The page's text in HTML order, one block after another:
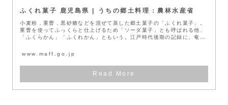
ふくれ菓子 鹿児島県 | うちの郷土料理：農林水産省
小麦粉，重曹，黒砂糖などを混ぜて蒸した郷土菓子の「ふくれ菓子」。
重曹を使ってふっくらと仕上げるため「ソーダ菓子」とも呼ばれる他、
「ふくらかん」「ふくれかん」ともいう。江戸時代後期の記録に、奄美
www.maff.go.jp